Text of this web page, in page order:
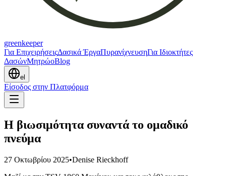
greenkeeper
Για ΕπιχειρήσειςΔασικά ΈργαΠυρανίχνευσηΓια Ιδιοκτήτες
ΔασώνΜητρώοBlog
el
Είσοδος στην Πλατφόρμα
Η βιωσιμότητα συναντά το ομαδικό
πνεύμα
27 Οκτωβρίου 2025•Denise Rieckhoff